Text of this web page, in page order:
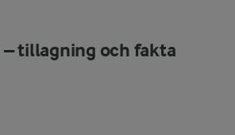
tillagning och fakta